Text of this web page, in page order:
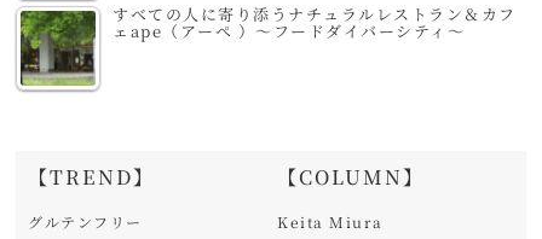
すべての人に寄り添うナチュラルレストラン＆カフ
ェape（アーペ ）～フードダイバーシティ～
【TREND】
グルテンフリー
【COLUMN】
Keita Miura